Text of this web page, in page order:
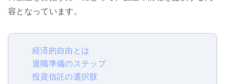
容となっています。
経済的自由とは
退職準備のステップ
投資信託の選択肢